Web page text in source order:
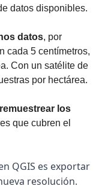
datos disponibles.
datos, por
cada 5 centímetros,
Con un satélite de
por hectárea.
los
que cubren el
QGIS es exportar
resolución.